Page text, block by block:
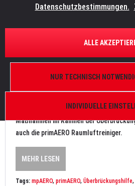
FILTERN
Mit Förderung jetzt in
Von: Bianca Wilmsmann 22.03.21 10:00
Der Gesetzgeber fördert derzeit
Maßnahmen im Rahmen der
auch die primAERO Raumluftreiniger.
MEHR LESEN
Tags: mpAERO, primAERO, Überbrückungshilfe,
Datenschutzbestimmungen.
INDIVIDUELLE
NUR TECHNISCH
ALLE